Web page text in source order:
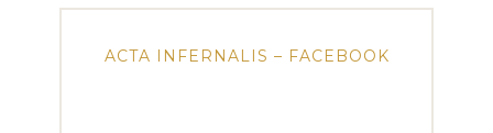
ACTA INFERNALIS – FACEBOOK